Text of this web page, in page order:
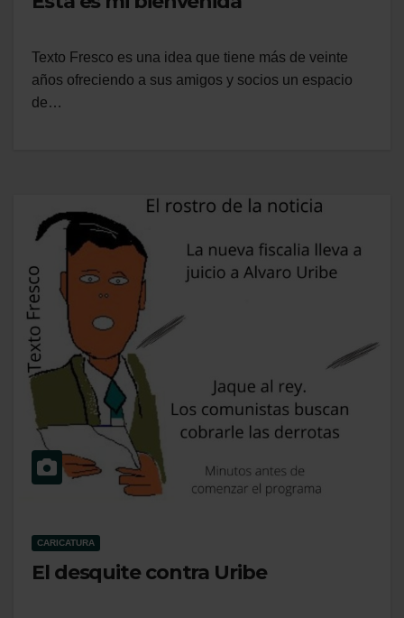
Texto Fresco es una idea que tiene más de veinte
años ofreciendo a sus amigos y socios un espacio
de…
CARICATURA
El desquite contra Uribe